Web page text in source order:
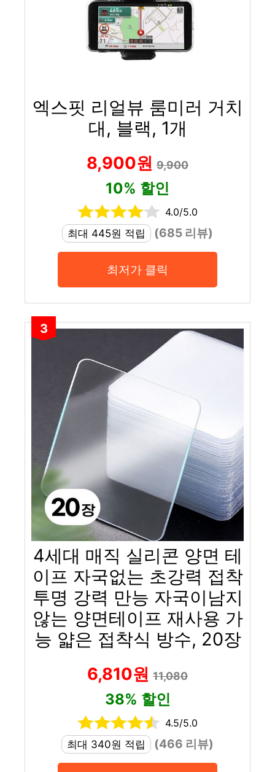
엑스핏 리얼뷰 룸미러 거치
대, 블랙, 1개
8,900원 9,900
10% 할인
4.0/5.0
최대 445원 적립
(685 리뷰)
최저가 클릭
3
4세대 매직 실리콘 양면 테
이프 자국없는 초강력 접착
투명 강력 만능 자국이남지
않는 양면테이프 재사용 가
능 얇은 접착식 방수, 20장
6,810원 11,080
38% 할인
4.5/5.0
최대 340원 적립
(466 리뷰)